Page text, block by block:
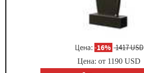
Цена: -16% 1417 USD
Цена: от 1190 USD